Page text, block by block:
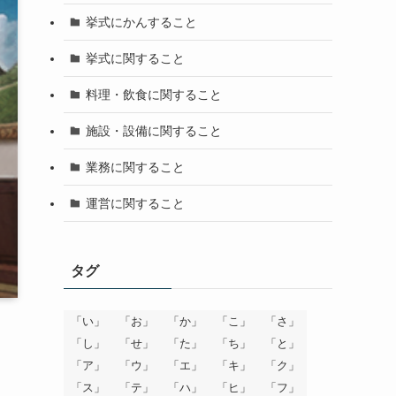
挙式にかんすること
挙式に関すること
料理・飲食に関すること
施設・設備に関すること
業務に関すること
運営に関すること
タグ
「い」 「お」 「か」 「こ」
「さ」
「し」
「せ」 「た」 「ち」
「と」
「ア」
「ウ」 「エ」 「キ」
「ク」
「ス」
「テ」 「ハ」 「ヒ」 「フ」